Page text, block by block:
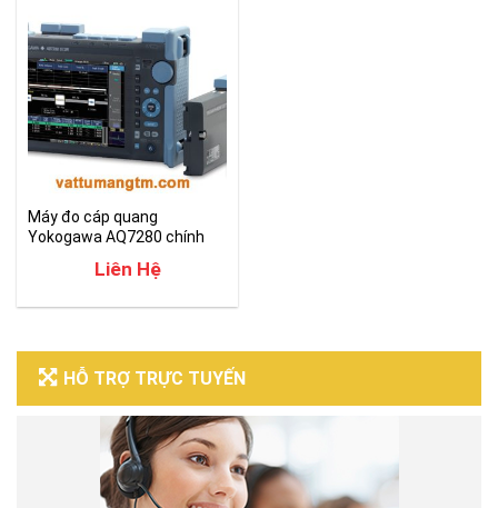
HỖ TRỢ TRỰC TUYẾN
Máy đo cáp quang
Yokogawa AQ7280 chính
Liên Hệ